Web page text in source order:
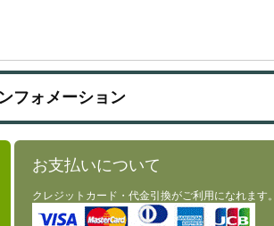
フォメーション
お支払いについて
クレジットカード・代金引換がご利用になれます。